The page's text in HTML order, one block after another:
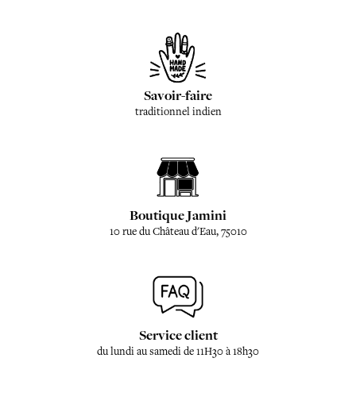
Savoir-faire
traditionnel indien
Boutique Jamini
10 rue du Château d'Eau, 75010
Service client
du lundi au samedi de 11H30 à 18h30